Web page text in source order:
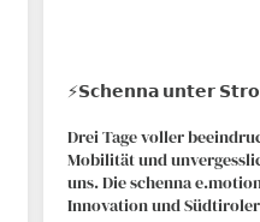
⚡️𝗦𝗰𝗵𝗲𝗻𝗻𝗮 𝘂𝗻𝘁𝗲𝗿
Drei Tage voller
Mobilität und
uns. Die schenna
Innovation und